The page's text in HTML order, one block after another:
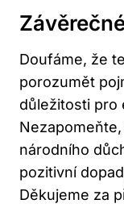
Doufáme, že
porozumět
důležitosti pro
národního
pozitivní
Děkujeme za